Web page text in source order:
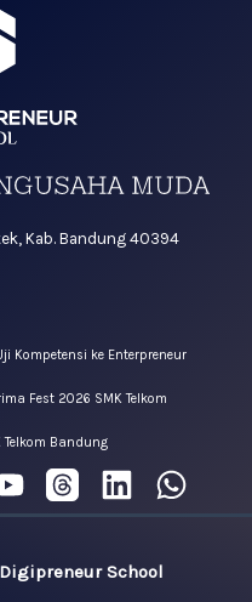
Kab. Bandung 40394
Kompetensi ke Enterpreneur
Fest 2026 SMK Telkom
Telkom Bandung
School